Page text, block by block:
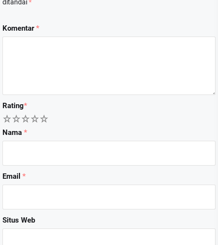
ditandai*
Komentar*
Rating*
5
4
3
2
Nama *
Email *
Situs Web